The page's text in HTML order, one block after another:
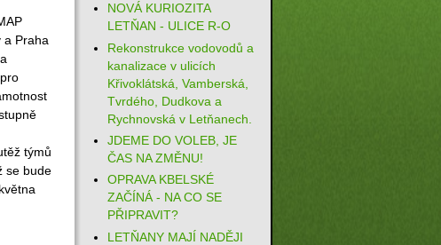
a Praha
týmů
se bude
NOVÁ KURIOZITA
LETŇAN - ULICE R-O
Rekonstrukce vodovodů a
kanalizace v ulicích
Křivoklátská, Vamberská,
Tvrdého, Dudkova a
Rychnovská v Letňanech.
JDEME DO VOLEB, JE
ČAS NA ZMĚNU!
OPRAVA KBELSKÉ
ZAČÍNÁ - NA CO SE
PŘIPRAVIT?
LETŇANY MAJÍ NADĚJI